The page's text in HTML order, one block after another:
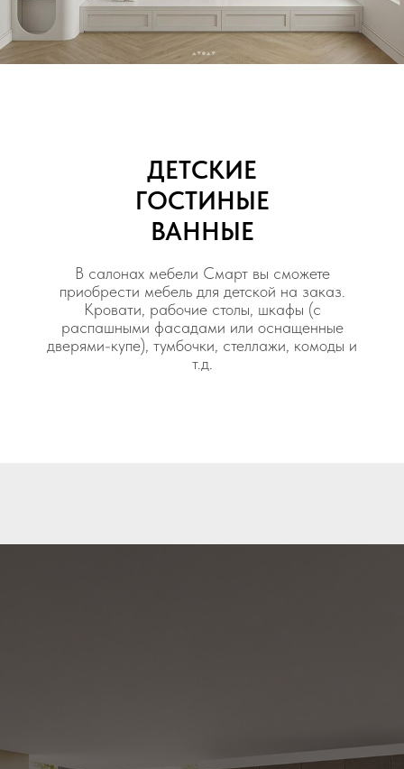
ДЕТСКИЕ
ГОСТИНЫЕ
ВАННЫЕ
В салонах мебели Смарт вы сможете
приобрести мебель для детской на заказ.
Кровати, рабочие столы, шкафы (с
распашными фасадами или оснащенные
дверями-купе), тумбочки, стеллажи, комоды и
т.д.